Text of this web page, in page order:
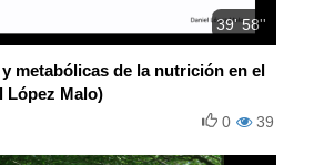
39' 58''
metabólicas de la nutrición en el
López Malo)
39
0